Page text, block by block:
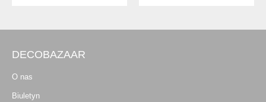
DECOBAZAAR
O nas
Biuletyn